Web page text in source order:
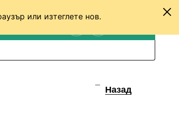
или изтеглете нов.
Назад